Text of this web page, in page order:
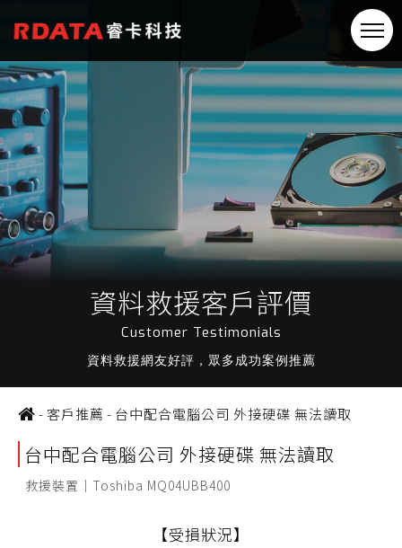
資料救援客戶評價
Customer Testimonials
資料救援網友好評，眾多成功案例推薦
-客戶推薦 - 台中配合電腦公司 外接硬碟 無法讀取
台中配合電腦公司 外接硬碟 無法讀取
救援裝置｜Toshiba MQ04UBB400
【受損狀況】